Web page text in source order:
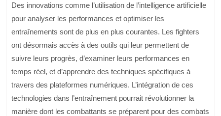
Des innovations comme l’utilisation de l’intelligence artificielle
pour analyser les performances et optimiser les
entraînements sont de plus en plus courantes. Les fighters
ont désormais accès à des outils qui leur permettent de
suivre leurs progrès, d’examiner leurs performances en
temps réel, et d’apprendre des techniques spécifiques à
travers des plateformes numériques. L’intégration de ces
technologies dans l’entraînement pourrait révolutionner la
manière dont les combattants se préparent pour des combats